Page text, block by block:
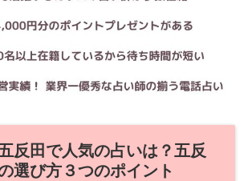
反田で人気の占いは？五反
選び方３つのポイント